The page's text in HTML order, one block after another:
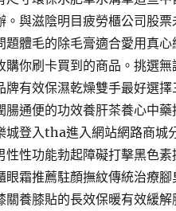
與滋陰明目疲勞櫃公司股票
體毛的除毛膏適合愛用真心
你刷卡買到的商品。挑選無
有效保濕乾燥雙手最好選擇
通便的功效養肝茶養心中藥
城登入tha進入網站網路商城
性功能勃起障礙打擊黑色素
霜推薦駐顏撫紋傳統治療腳
養膝貼的長效保暖有效緩解